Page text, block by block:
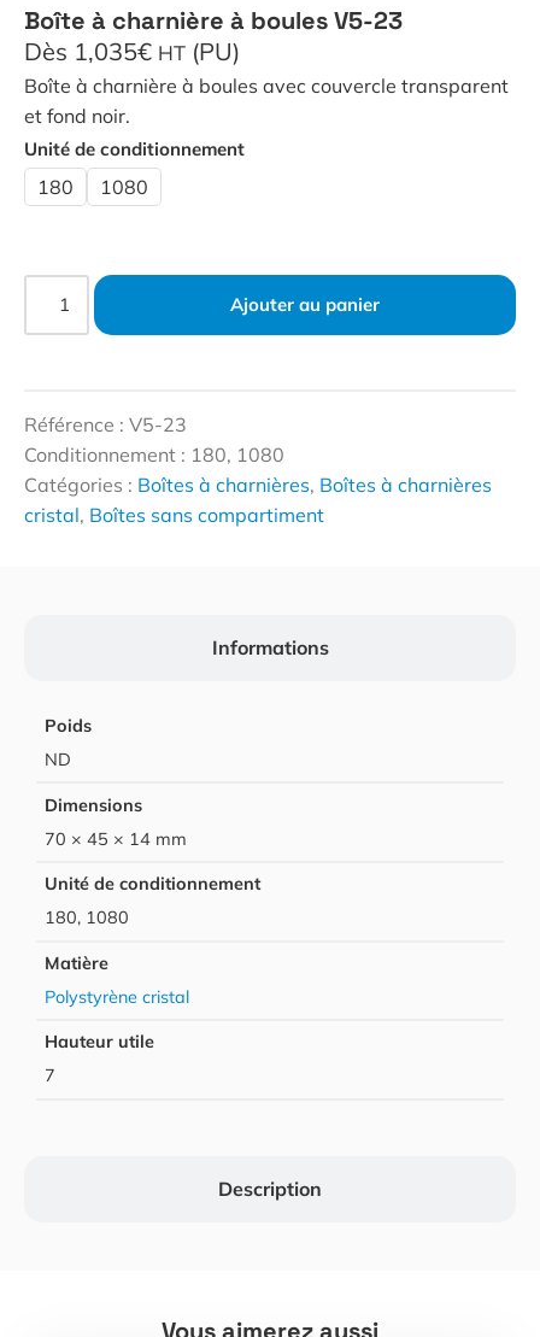
Boîte à charnière à boules V5-23
Dès 1,035€ HT (PU)
Boîte à charnière à boules avec couvercle transparent
et fond noir.
Unité de conditionnement
180 1080
Ajouter au panier
Référence : V5-23
Conditionnement : 180, 1080
Catégories : Boîtes à charnières, Boîtes à charnières
cristal, Boîtes sans compartiment
Informations
Description
Poids
ND
Dimensions
70 × 45 × 14 mm
Unité de conditionnement
180, 1080
Matière
Polystyrène cristal
Hauteur utile
7
Vous aimerez aussi